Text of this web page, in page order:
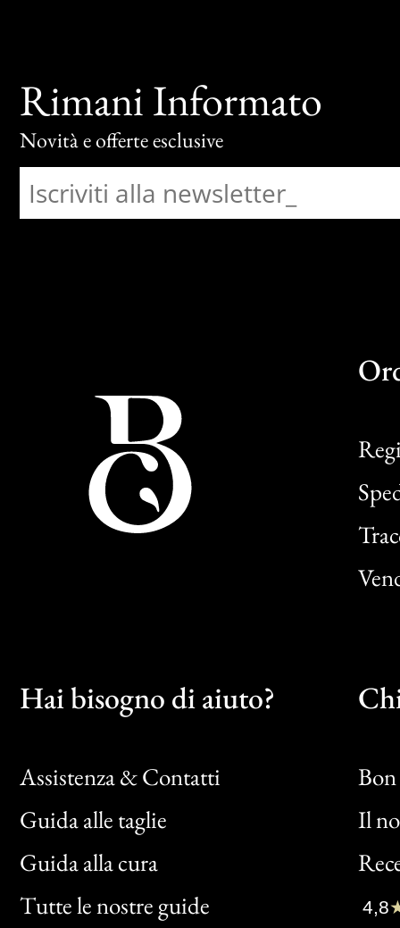
Rimani Informato
Novità e offerte esclusive
Hai bisogno di aiuto?
Assistenza & Contatti
Guida alle taglie
Guida alla cura
Tutte le nostre guide
Il
Bon
Clic
4,8